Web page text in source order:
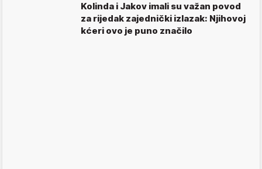
Kolinda i Jakov imali su važan povod
za rijedak zajednički izlazak: Njihovoj
kćeri ovo je puno značilo